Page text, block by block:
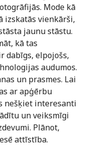
Mode kā
izskatās vienkārši,
jaunu stāstu.
kā tas
dabīgs, elpojošs,
audumos.
un prasmes. Lai
ar apģērbu
nešķiet interesanti
un veiksmīgi
Plānot,
attīstība.